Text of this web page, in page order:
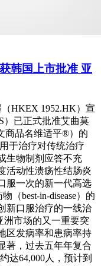
韩国上市批准 亚
HKEX 1952.HK）宣
）已正式批准艾曲莫
商品名维适平®）的
于治疗对传统治疗
生物制剂应答不充
活动性溃疡性结肠炎
服一次的新一代高选
（best-in-disease）的
新口服治疗的一线治
市场的又一重要突
区发病率和患病率持
著，过去五年年复合
达64,000人，预计到